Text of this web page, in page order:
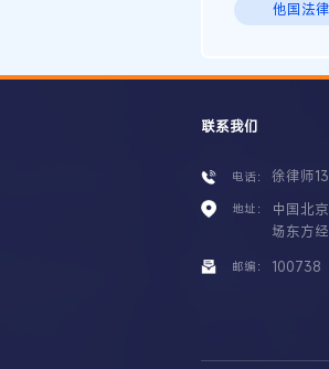
他国法律
联系我们
电话： 徐律师
地址：
中国北
场东方
邮编： 100738